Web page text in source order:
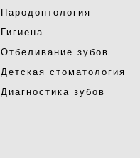
Пародонтология
Гигиена
Отбеливание зубов
Детская стоматология
Диагностика зубов